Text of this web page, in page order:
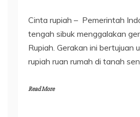
Cinta rupiah – Pemerintah
tengah sibuk menggalakan
Rupiah. Gerakan ini bertujuan
rupiah ruan rumah di tanah
Read More